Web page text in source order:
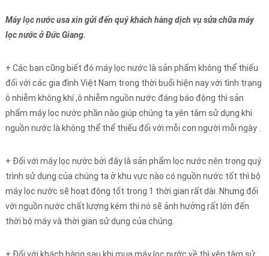
Máy lọc nước usa xin gửi đến quý khách hàng dịch vụ sửa chữa máy
lọc nước ở Đức Giang.
+ Các bạn cũng biết đó máy lọc nước là sản phẩm không thể thiếu
đối với các gia đình Việt Nam trong thời buổi hiện nay với tình trạng
ô nhiễm không khí ,ô nhiễm nguồn nước đáng báo động thì sản
phẩm máy lọc nước phần nào giúp chúng ta yên tâm sử dụng khi
nguồn nước là không thể thể thiếu đối với mỗi con người mỗi ngày .
+ Đối với máy lọc nước bởi đây là sản phẩm lọc nước nên trong quý
trình sử dụng của chúng ta ở khu vực nào có nguồn nước tốt thì bộ
máy lọc nước sẽ hoạt động tốt trong 1 thời gian rất dài .Nhưng đối
với nguồn nước chất lượng kém thì nó sẽ ảnh hưởng rất lớn đến
thời bộ máy và thời gian sử dụng của chúng.